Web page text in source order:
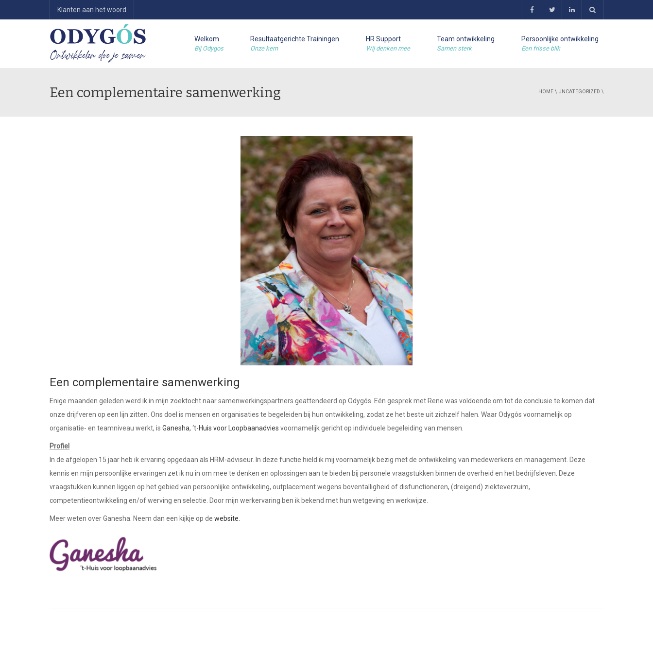
Klanten aan het woord
Welkom
Bij Odygos
Resultaatgerichte Trainingen
Onze kern
HR Support
Wij denken mee
Team ontwikkeling
Samen sterk
Persoonlijke ontwikkeling
Een frisse blik
Een complementaire samenwerking HOME \ UNCATEGORIZED \
Een complementaire samenwerking
Enige maanden geleden werd ik in mijn zoektocht naar samenwerkingspartners geattendeerd op Odygós. Eén gesprek met Rene was voldoende om tot de conclusie te komen dat
onze drijfveren op een lijn zitten. Ons doel is mensen en organisaties te begeleiden bij hun ontwikkeling, zodat ze het beste uit zichzelf halen. Waar Odygós voornamelijk op
organisatie- en teamniveau werkt, is Ganesha, ‘t-Huis voor Loopbaanadvies voornamelijk gericht op individuele begeleiding van mensen.
Profiel
In de afgelopen 15 jaar heb ik ervaring opgedaan als HRM-adviseur. In deze functie hield ik mij voornamelijk bezig met de ontwikkeling van medewerkers en management. Deze
kennis en mijn persoonlijke ervaringen zet ik nu in om mee te denken en oplossingen aan te bieden bij personele vraagstukken binnen de overheid en het bedrijfsleven. Deze
vraagstukken kunnen liggen op het gebied van persoonlijke ontwikkeling, outplacement wegens boventalligheid of disfunctioneren, (dreigend) ziekteverzuim,
competentieontwikkeling en/of werving en selectie. Door mijn werkervaring ben ik bekend met hun wetgeving en werkwijze.
Meer weten over Ganesha. Neem dan een kijkje op de website.